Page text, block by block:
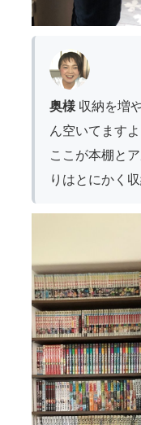
奥様 収納を増
ん空いてますよ
ここが本棚と
りはとにかく収